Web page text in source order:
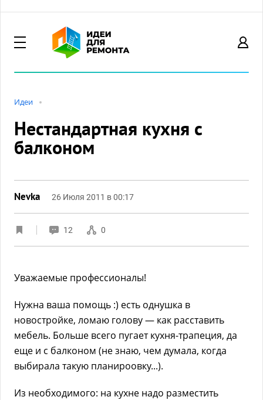
Идеи
Нестандартная кухня с
балконом
Nevka 26 Июля 2011 в 00:17
12 0
Уважаемые профессионалы!
Нужна ваша помощь :) есть однушка в
новостройке, ломаю голову — как расставить
мебель. Больше всего пугает кухня-трапеция, да
еще и с балконом (не знаю, чем думала, когда
выбирала такую планироовку...).
Из необходимого: на кухне надо разместить